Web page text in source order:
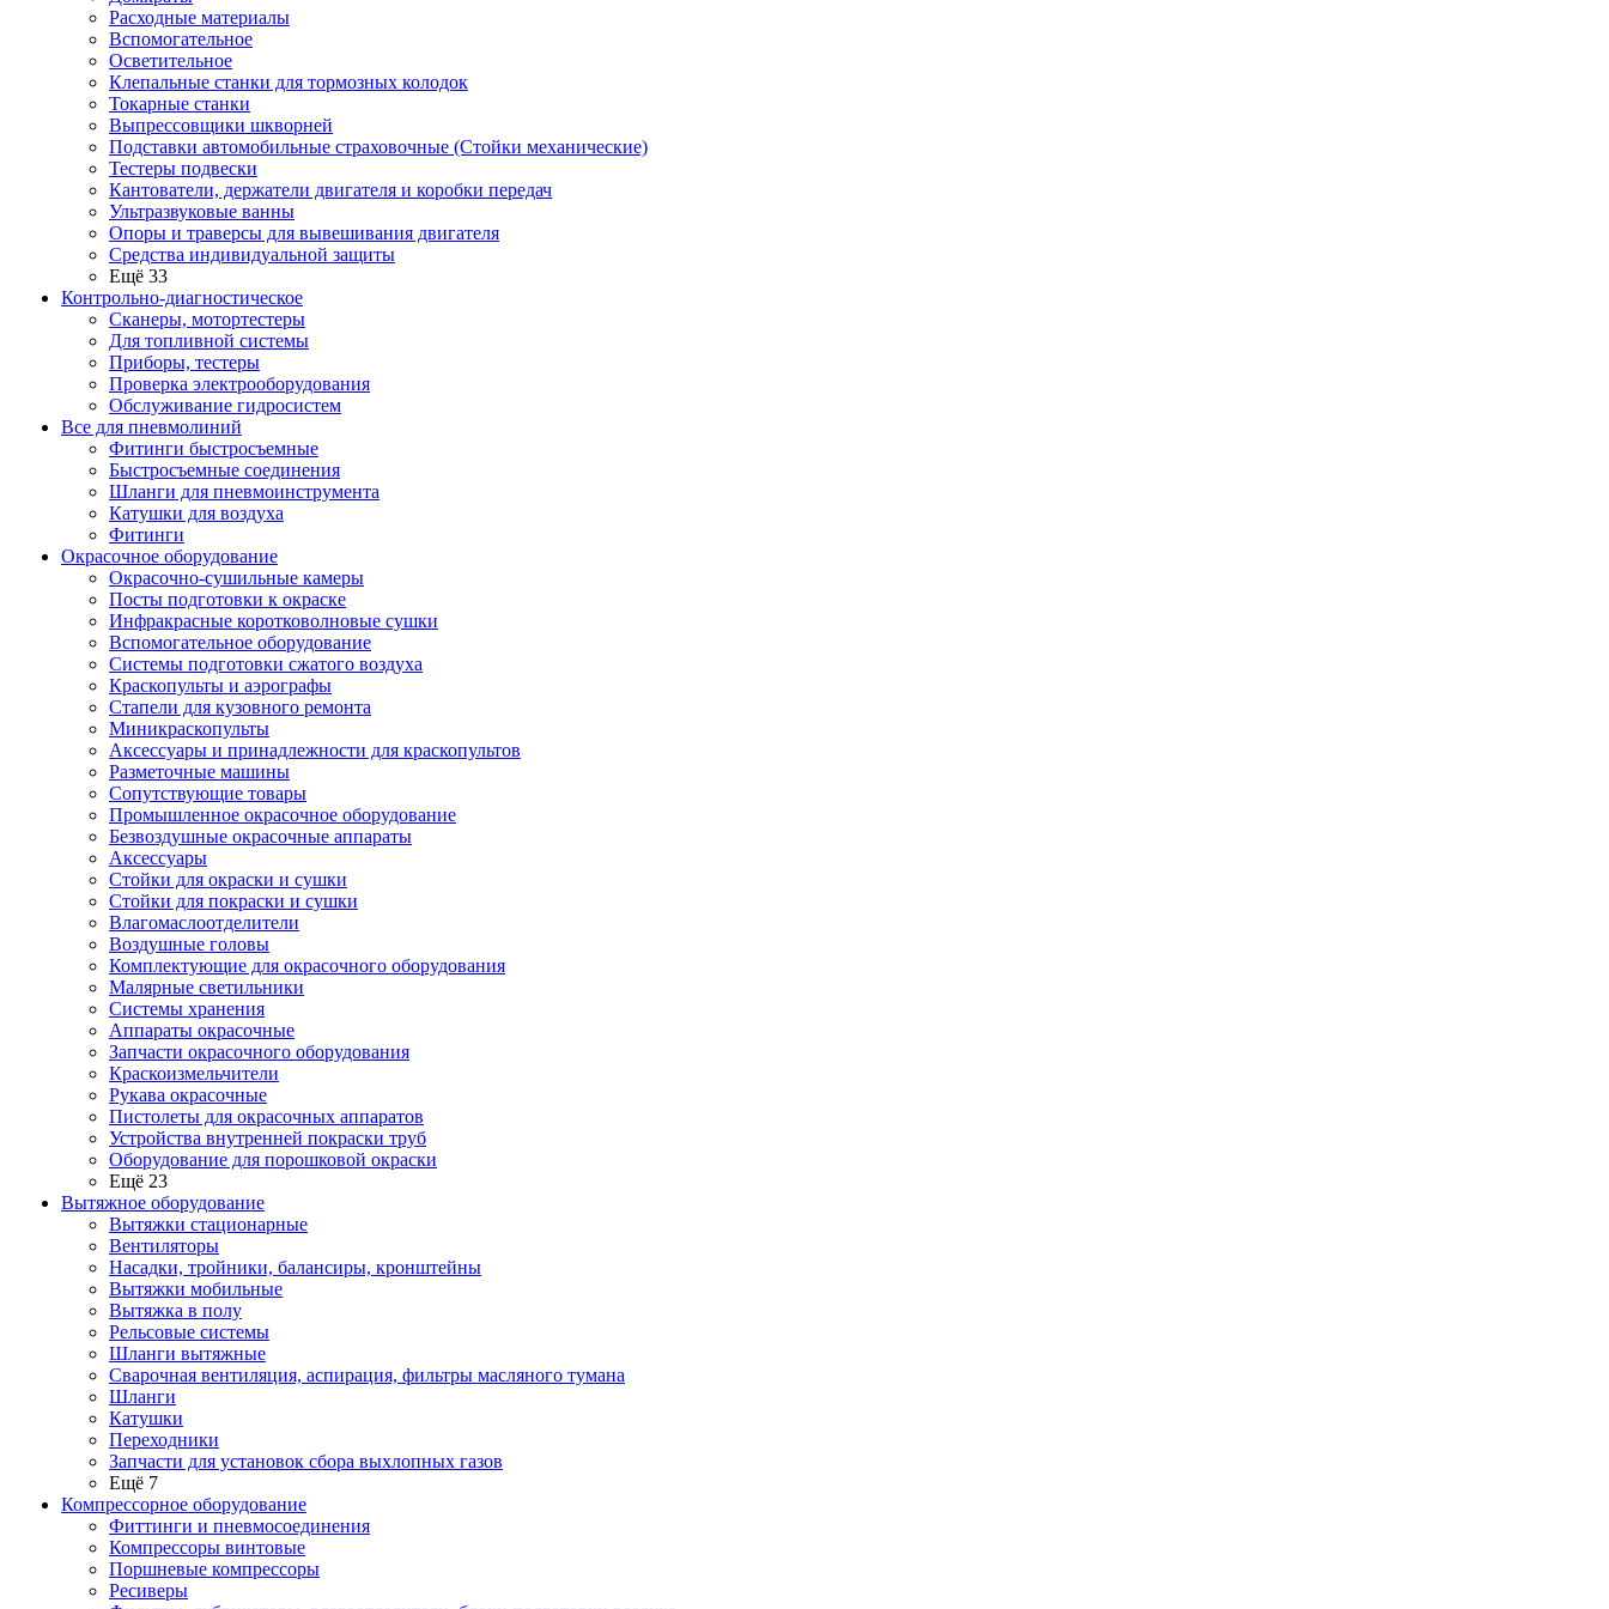
Расходные материалы
Вспомогательное
Осветительное
Клепальные станки для тормозных колодок
Токарные станки
Выпрессовщики шкворней
Подставки автомобильные страховочные (Стойки механические)
Тестеры подвески
Кантователи, держатели двигателя и коробки передач
Ультразвуковые ванны
Опоры и траверсы для вывешивания двигателя
Средства индивидуальной защиты
Ещё 33
Контрольно-диагностическое
Сканеры, мотортестеры
Для топливной системы
Приборы, тестеры
Проверка электрооборудования
Обслуживание гидросистем
Все для пневмолиний
Фитинги быстросъемные
Быстросъемные соединения
Шланги для пневмоинструмента
Катушки для воздуха
Фитинги
Окрасочное оборудование
Окрасочно-сушильные камеры
Посты подготовки к окраске
Инфракрасные коротковолновые сушки
Вспомогательное оборудование
Системы подготовки сжатого воздуха
Краскопульты и аэрографы
Стапели для кузовного ремонта
Миникраскопульты
Аксессуары и принадлежности для краскопультов
Разметочные машины
Сопутствующие товары
Промышленное окрасочное оборудование
Безвоздушные окрасочные аппараты
Аксессуары
Стойки для окраски и сушки
Стойки для покраски и сушки
Влагомаслоотделители
Воздушные головы
Комплектующие для окрасочного оборудования
Малярные светильники
Системы хранения
Аппараты окрасочные
Запчасти окрасочного оборудования
Краскоизмельчители
Рукава окрасочные
Пистолеты для окрасочных аппаратов
Устройства внутренней покраски труб
Оборудование для порошковой окраски
Ещё 23
Вытяжное оборудование
Вытяжки стационарные
Вентиляторы
Насадки, тройники, балансиры, кронштейны
Вытяжки мобильные
Вытяжка в полу
Рельсовые системы
Шланги вытяжные
Сварочная вентиляция, аспирация, фильтры масляного тумана
Шланги
Катушки
Переходники
Запчасти для установок сбора выхлопных газов
Ещё 7
Компрессорное оборудование
Фиттинги и пневмосоединения
Компрессоры винтовые
Поршневые компрессоры
Ресиверы